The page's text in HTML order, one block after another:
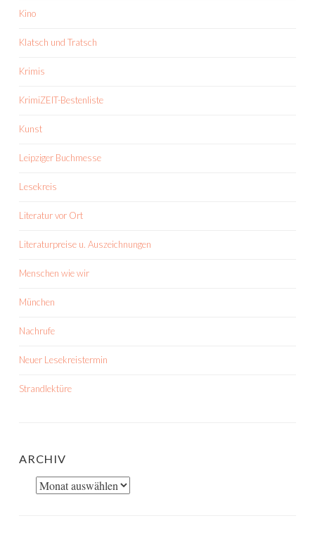
Kino
Klatsch und Tratsch
Krimis
KrimiZEIT-Bestenliste
Kunst
Leipziger Buchmesse
Lesekreis
Literatur vor Ort
Literaturpreise u. Auszeichnungen
Menschen wie wir
München
Nachrufe
Neuer Lesekreistermin
Strandlektüre
ARCHIV
Archiv